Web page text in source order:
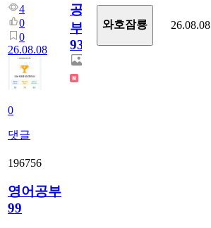
4
0
0
26.08.08
0
댓글
공
부
931
와호잠룡 26.08.08
196756
영어공부
99